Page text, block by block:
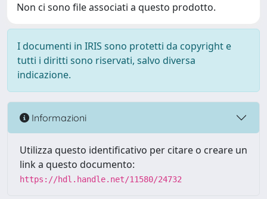
Non ci sono file associati a questo prodotto.
I documenti in IRIS sono protetti da copyright e
tutti i diritti sono riservati, salvo diversa
indicazione.
Informazioni
Utilizza questo identificativo per citare o creare un
link a questo documento:
https://hdl.handle.net/11580/24732